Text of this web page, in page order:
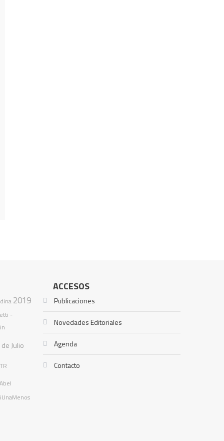
2019
-
Julio
Abel
ACCESOS
Publicaciones
Novedades Editoriales
Agenda
Contacto